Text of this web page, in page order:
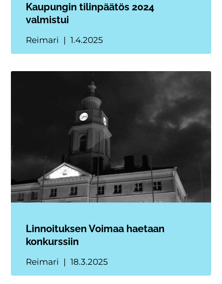
Kaupungin tilinpäätös 2024
valmistui
Reimari 1.4.2025
Linnoituksen Voimaa haetaan
konkurssiin
Reimari 18.3.2025